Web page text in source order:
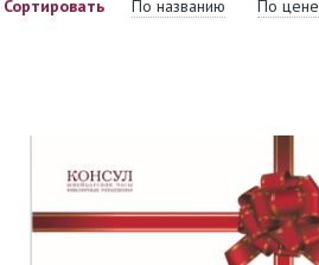
Сортировать По названию По цене